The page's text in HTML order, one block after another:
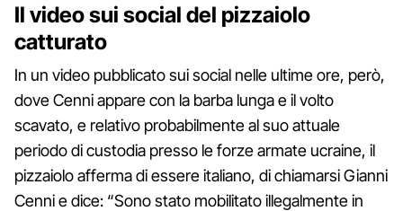
Il video sui social del pizzaiolo
catturato
In un video pubblicato sui social nelle ultime ore, però,
dove Cenni appare con la barba lunga e il volto
scavato, e relativo probabilmente al suo attuale
periodo di custodia presso le forze armate ucraine, il
pizzaiolo afferma di essere italiano, di chiamarsi Gianni
Cenni e dice: “Sono stato mobilitato illegalmente in